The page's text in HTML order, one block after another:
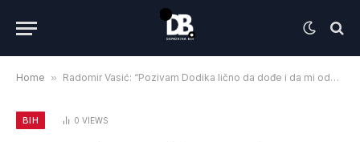
Home » Radomir Vasić: “Pozivam Dodika lično da dođe i da mi oduzme ono što nije mogao ni Naser Orić”
BIH 0 VIEWS